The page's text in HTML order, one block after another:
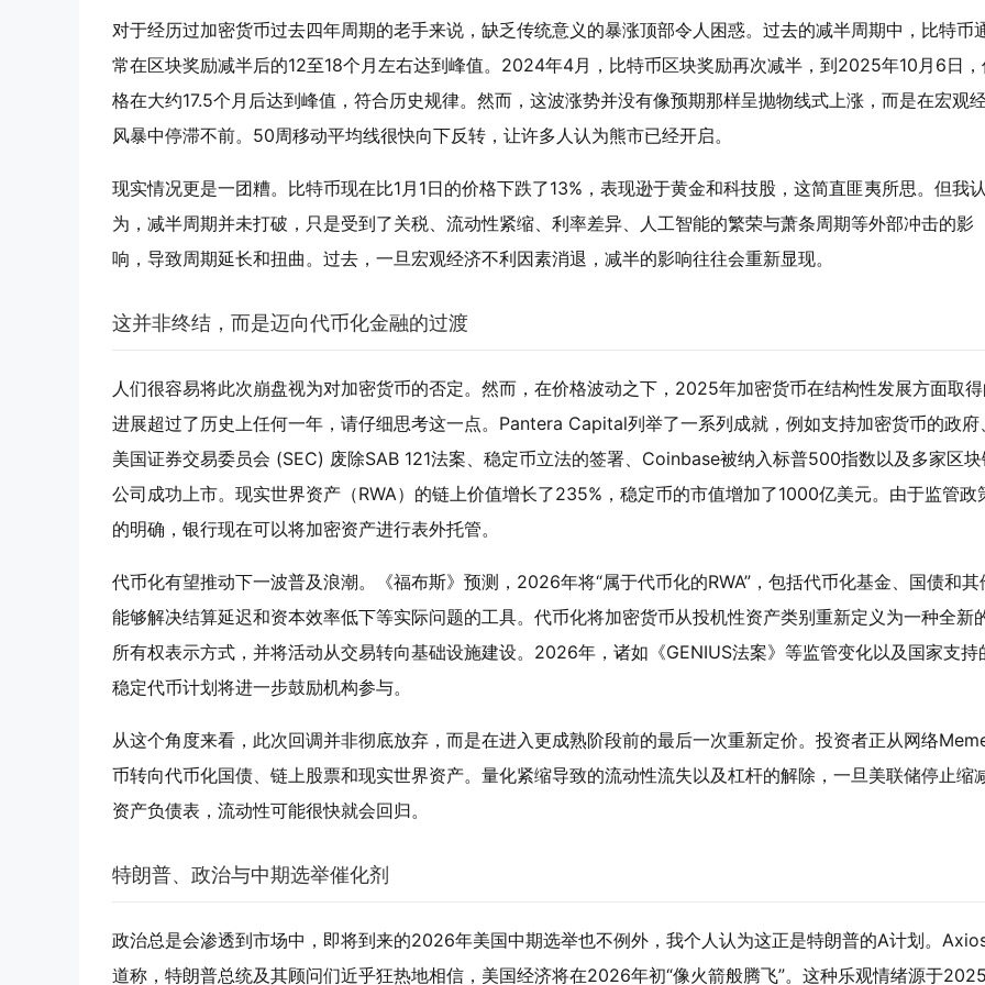
对于经历过加密货币过去四年周期的老手来说，缺乏传统意义的暴涨顶部令人困惑。过去的减半周期中，比特币
常在区块奖励减半后的12至18个月左右达到峰值。2024年4月，比特币区块奖励再次减半，到2025年10月6日，
格在大约17.5个月后达到峰值，符合历史规律。然而，这波涨势并没有像预期那样呈抛物线式上涨，而是在宏观
风暴中停滞不前。50周移动平均线很快向下反转，让许多人认为熊市已经开启。
现实情况更是一团糟。比特币现在比1月1日的价格下跌了13%，表现逊于黄金和科技股，这简直匪夷所思。但我认
为，减半周期并未打破，只是受到了关税、流动性紧缩、利率差异、人工智能的繁荣与萧条周期等外部冲击的影
响，导致周期延长和扭曲。过去，一旦宏观经济不利因素消退，减半的影响往往会重新显现。
这并非终结，而是迈向代币化金融的过渡
人们很容易将此次崩盘视为对加密货币的否定。然而，在价格波动之下，2025年加密货币在结构性发展方面取
进展超过了历史上任何一年，请仔细思考这一点。Pantera Capital列举了一系列成就，例如支持加密货币的政府、
美国证券交易委员会 (SEC) 废除SAB 121法案、稳定币立法的签署、Coinbase被纳入标普500指数以及多家区
公司成功上市。现实世界资产（RWA）的链上价值增长了235%，稳定币的市值增加了1000亿美元。由于监管政
的明确，银行现在可以将加密资产进行表外托管。
代币化有望推动下一波普及浪潮。《福布斯》预测，2026年将“属于代币化的RWA”，包括代币化基金、国债和其
能够解决结算延迟和资本效率低下等实际问题的工具。代币化将加密货币从投机性资产类别重新定义为一种全新
所有权表示方式，并将活动从交易转向基础设施建设。2026年，诸如《GENIUS法案》等监管变化以及国家支持
稳定代币计划将进一步鼓励机构参与。
从这个角度来看，此次回调并非彻底放弃，而是在进入更成熟阶段前的最后一次重新定价。投资者正从网络
币转向代币化国债、链上股票和现实世界资产。量化紧缩导致的流动性流失以及杠杆的解除，一旦美联储停止缩
资产负债表，流动性可能很快就会回归。
特朗普、政治与中期选举催化剂
政治总是会渗透到市场中，即将到来的2026年美国中期选举也不例外，我个人认为这正是特朗普的A计划。
道称，特朗普总统及其顾问们近乎狂热地相信，美国经济将在2026年初“像火箭般腾飞”。这种乐观情绪源于